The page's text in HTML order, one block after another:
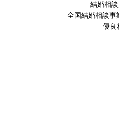
結婚相
全国結婚相談事
優良